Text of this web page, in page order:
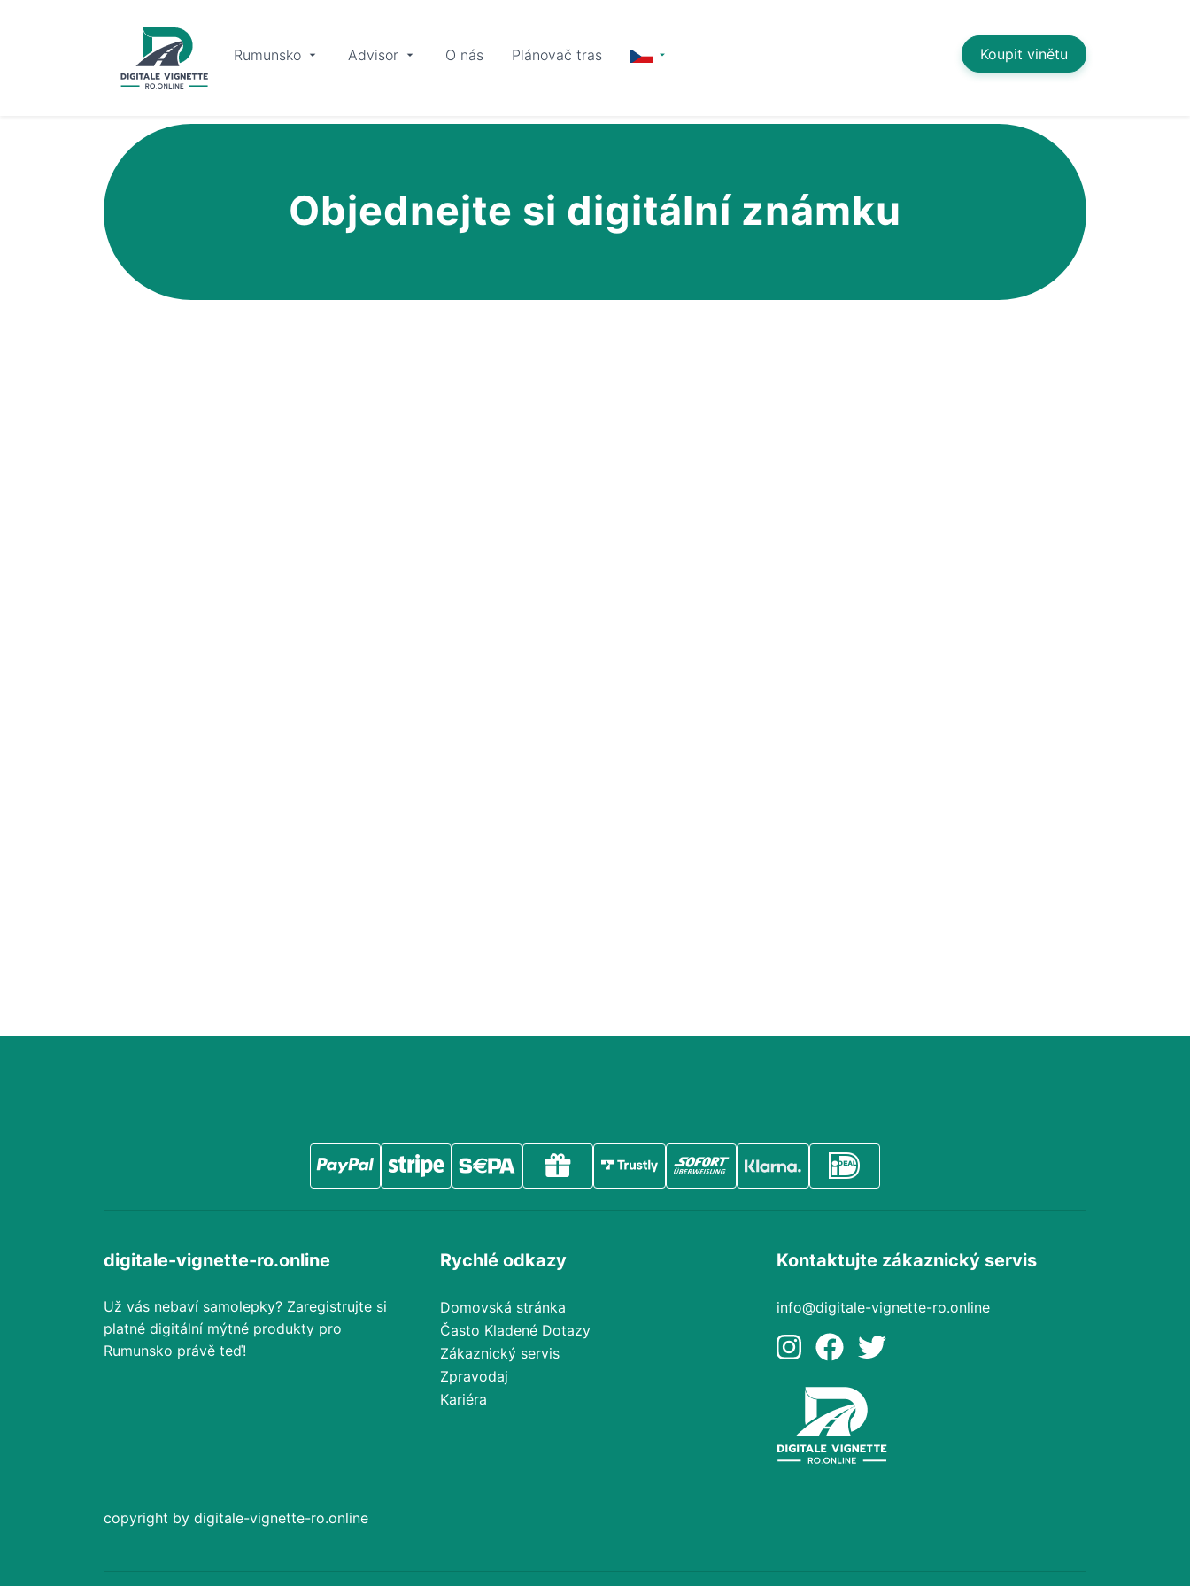
Rumunsko Koupit vinětu
Advisor O nás Plánovač tras
Objednejte si digitální známku
digitale-vignette-ro.online
Už vás nebaví samolepky? Zaregistrujte si
platné digitální mýtné produkty pro
Rumunsko právě teď!
Rychlé odkazy
Domovská stránka
Často Kladené Dotazy
Zákaznický servis
Zpravodaj
Kariéra
Kontaktujte zákaznický servis
info@digitale-vignette-ro.online
copyright by digitale-vignette-ro.online